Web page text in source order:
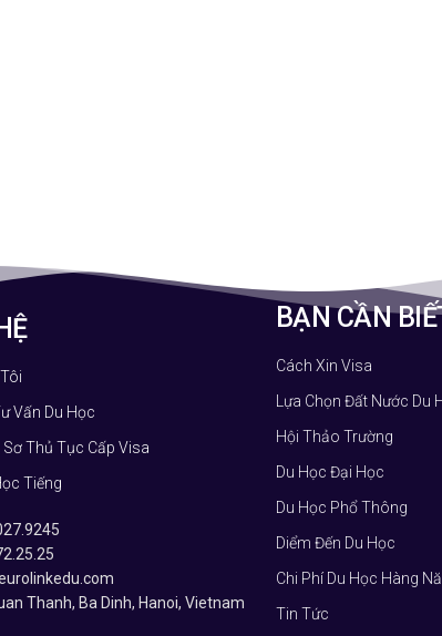
Vấn Du Học
Sơ Thủ Tục Cấp Visa
Tiếng
Thanh, Ba Dinh, Hanoi, Vietnam
BẠN CẦN
Cách Xin Visa
Lựa Chọn Đất Nước Du
Hội Thảo Trường
Du Học Đại Học
Du Học Phổ Thông
Diểm Đến Du Học
Chi Phí Du Học Hàng
Tin Tức